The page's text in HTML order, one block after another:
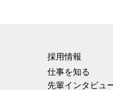
採用情報
仕事を知る
先輩インタビュ